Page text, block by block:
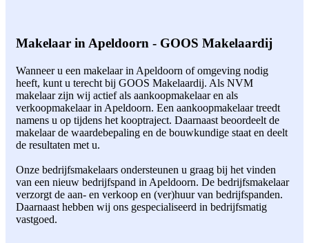
Makelaar in Apeldoorn - GOOS Makelaardij
Wanneer u een makelaar in Apeldoorn of omgeving nodig
heeft, kunt u terecht bij GOOS Makelaardij. Als NVM
makelaar zijn wij actief als aankoopmakelaar en als
verkoopmakelaar in Apeldoorn. Een aankoopmakelaar treedt
namens u op tijdens het kooptraject. Daarnaast beoordeelt de
makelaar de waardebepaling en de bouwkundige staat en deelt
de resultaten met u.
Onze bedrijfsmakelaars ondersteunen u graag bij het vinden
van een nieuw bedrijfspand in Apeldoorn. De bedrijfsmakelaar
verzorgt de aan- en verkoop en (ver)huur van bedrijfspanden.
Daarnaast hebben wij ons gespecialiseerd in bedrijfsmatig
vastgoed.